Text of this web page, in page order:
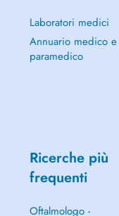
Laboratori medici
Annuario medico e
paramedico
Ricerche più
frequenti
Oftalmologo -